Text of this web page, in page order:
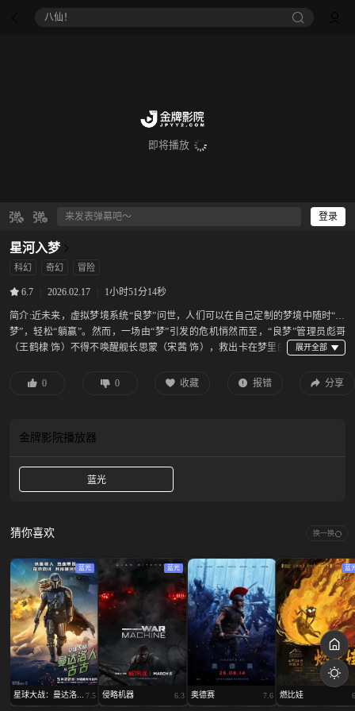
八仙！
即将播放
登录
星河入梦
科幻 奇幻 冒险
6.7 2026.02.17 1小时51分14秒
简介:近未来，虚拟梦境系统“良梦”问世，人们可以在自己定制的梦境中随时“圆
梦”，轻松“躺赢”。然而，一场由“梦”引发的危机悄然而至，“良梦”管理员彪哥
（王鹤棣 饰）不得不唤醒舰长思蒙（宋茜 饰），救出卡在梦里的
0
0 收藏 报错 分享
金牌影院播放器
蓝光
猜你喜欢 换一换
蓝光
星球大战：曼达洛... 7.5
蓝光
侵略机器 6.3 奥德赛 7.6
蓝
燃比娃